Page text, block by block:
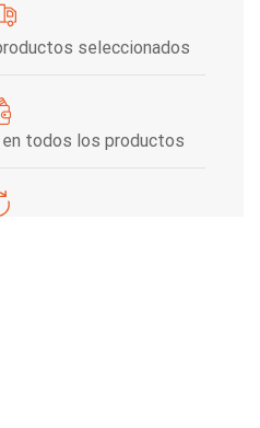
seleccionados
todos los productos